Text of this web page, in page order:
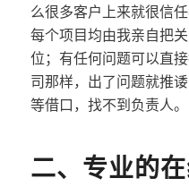
么很多客户上来就很信
每个项目均由我亲自把
位；有任何问题可以直
司那样，出了问题就推
等借口，找不到负责人。
二、专业的